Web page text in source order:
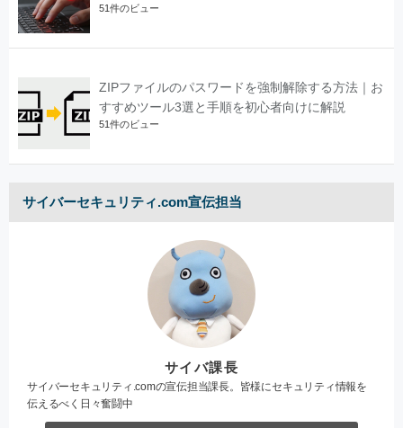
51件のビュー
ZIPファイルのパスワードを強制解除する方法｜お
すすめツール3選と手順を初心者向けに解説
51件のビュー
サイバーセキュリティ.com宣伝担当
サイバ課長
サイバーセキュリティ.comの宣伝担当課長。皆様にセキュリティ情報を
伝えるべく日々奮闘中